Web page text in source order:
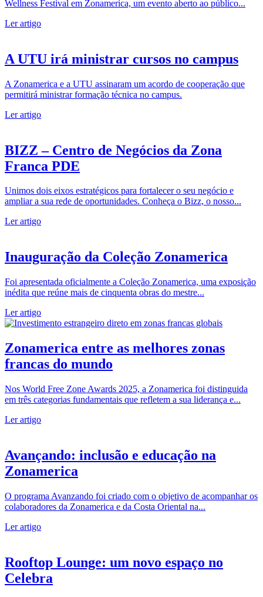
Wellness Festival em Zonamerica, um evento aberto ao público...
Ler artigo
A UTU irá ministrar cursos no campus
A Zonamerica e a UTU assinaram um acordo de cooperação que
permitirá ministrar formação técnica no campus.
Ler artigo
BIZZ – Centro de Negócios da Zona
Franca PDE
Unimos dois eixos estratégicos para fortalecer o seu negócio e
ampliar a sua rede de oportunidades. Conheça o Bizz, o nosso...
Ler artigo
Inauguração da Coleção Zonamerica
Foi apresentada oficialmente a Coleção Zonamerica, uma exposição
inédita que reúne mais de cinquenta obras do mestre...
Ler artigo
Zonamerica entre as melhores zonas
francas do mundo
Nos World Free Zone Awards 2025, a Zonamerica foi distinguida
em três categorias fundamentais que refletem a sua liderança e...
Ler artigo
Avançando: inclusão e educação na
Zonamerica
O programa Avanzando foi criado com o objetivo de acompanhar os
colaboradores da Zonamerica e da Costa Oriental na...
Ler artigo
Rooftop Lounge: um novo espaço no
Celebra